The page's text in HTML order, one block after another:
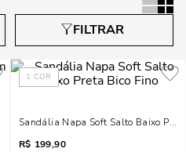
Anabela
1 COR
Sandália Napa Soft Salto Baixo
R$ 199,90